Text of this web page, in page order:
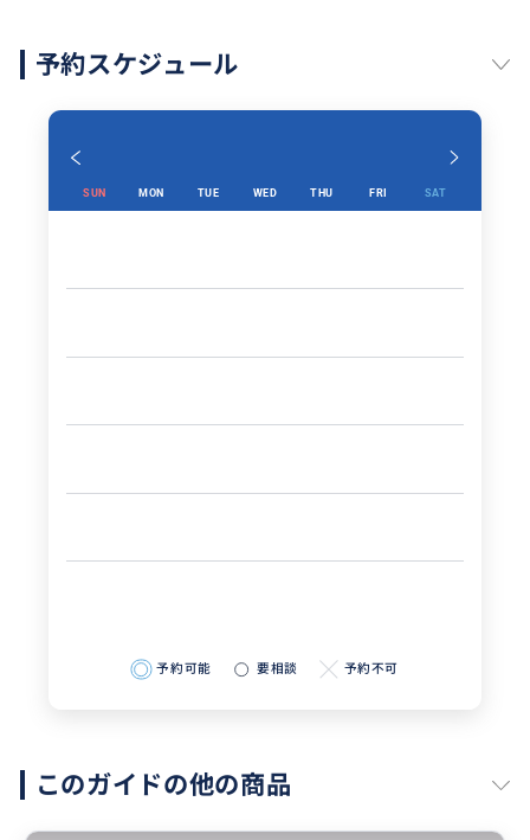
予約スケジュール
SUN MON TUE WED THU FRI SAT
予約可能 要相談 予約不可
このガイドの他の商品